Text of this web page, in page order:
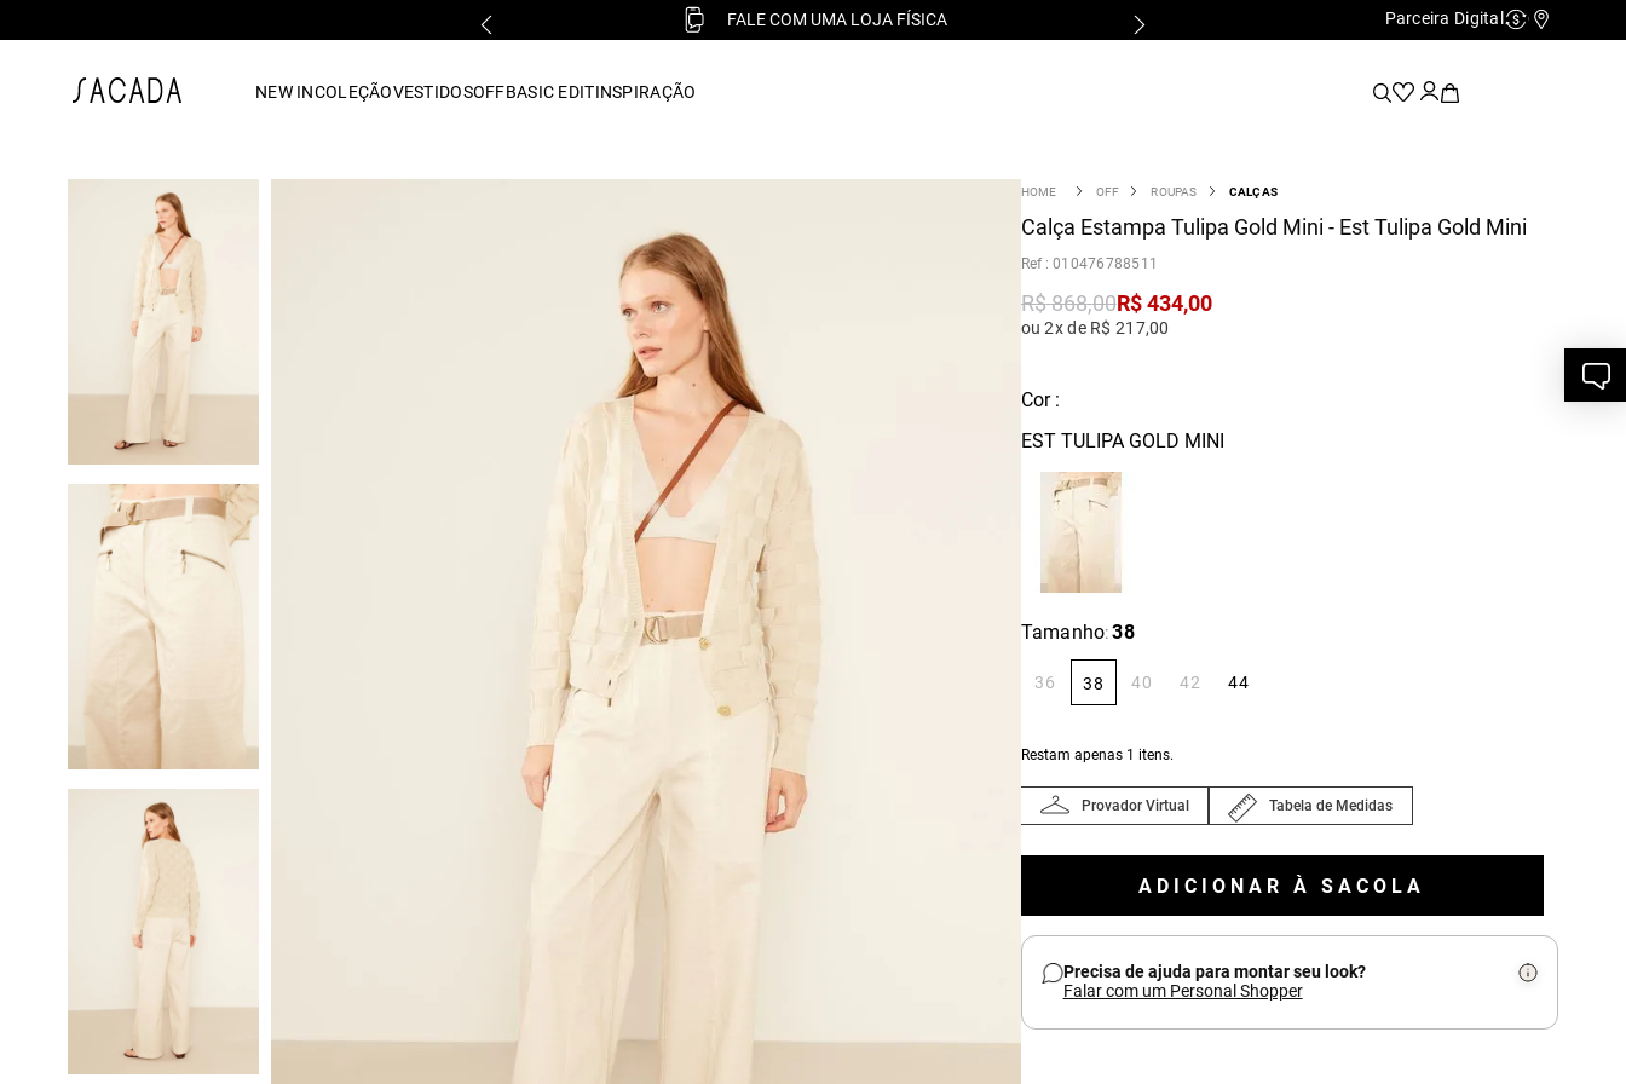
FALE COM UMA LOJA FÍSICA Parceira Digital Cashback
NEW INCOLEÇÃOVESTIDOSOFFBASIC EDITINSPIRAÇÃO
OFF ROUPAS CALÇAS
Calça Estampa Tulipa Gold Mini - Est Tulipa Gold Mini
:010476788511
R$868,00R$ 434,00
ou 2x de R$ 217,00
Cor :
EST TULIPA GOLD MINI
Tamanho: 38
36 38 40 42 44
Restam apenas 1 itens.
Provador Virtual Tabela de Medidas
ADICIONAR À SACOLA
Precisa de ajuda para montar seu look?
Falar com um Personal Shopper
vestido midi